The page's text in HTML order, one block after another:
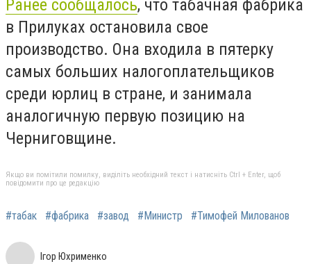
Ранее сообщалось, что табачная фабрика
в Прилуках остановила свое
производство. Она входила в пятерку
самых больших налогоплательщиков
среди юрлиц в стране, и занимала
аналогичную первую позицию на
Черниговщине.
Якщо ви помітили помилку, виділіть необхідний текст і натисніть Ctrl + Enter, щоб
повідомити про це редакцію
#табак #фабрика #завод #Министр #Тимофей Милованов
Ігор Юхрименко